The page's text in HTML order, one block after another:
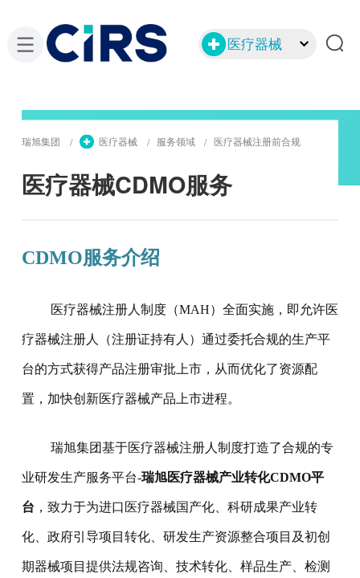
医疗器械
瑞旭集团 医疗器械 服务领域 医疗器械注册前合规
医疗器械CDMO服务
CDMO服务介绍
医疗器械注册人制度（MAH）全面实施，即允许医
疗器械注册人（注册证持有人）通过委托合规的生产平
台的方式获得产品注册审批上市，从而优化了资源配
置，加快创新医疗器械产品上市进程。
瑞旭集团基于医疗器械注册人制度打造了合规的专
业研发生产服务平台-瑞旭医疗器械产业转化CDMO平
台 ，致力于为进口医疗器械国产化、科研成果产业转
化、政府引导项目转化、研发生产资源整合项目及初创
期器械项目提供法规咨询、技术转化、样品生产、检测